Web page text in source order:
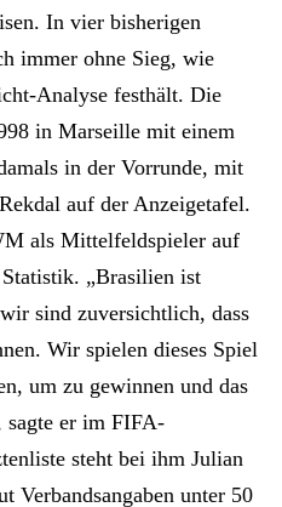
In vier bisherigen
immer ohne Sieg, wie
Analyse festhält. Die
in Marseille mit einem
in der Vorrunde, mit
auf der Anzeigetafel.
als Mittelfeldspieler auf
„Brasilien ist
sind zuversichtlich, dass
Wir spielen dieses Spiel
um zu gewinnen und das
sagte er im FIFA-
steht bei ihm Julian
Verbandsangaben unter 50